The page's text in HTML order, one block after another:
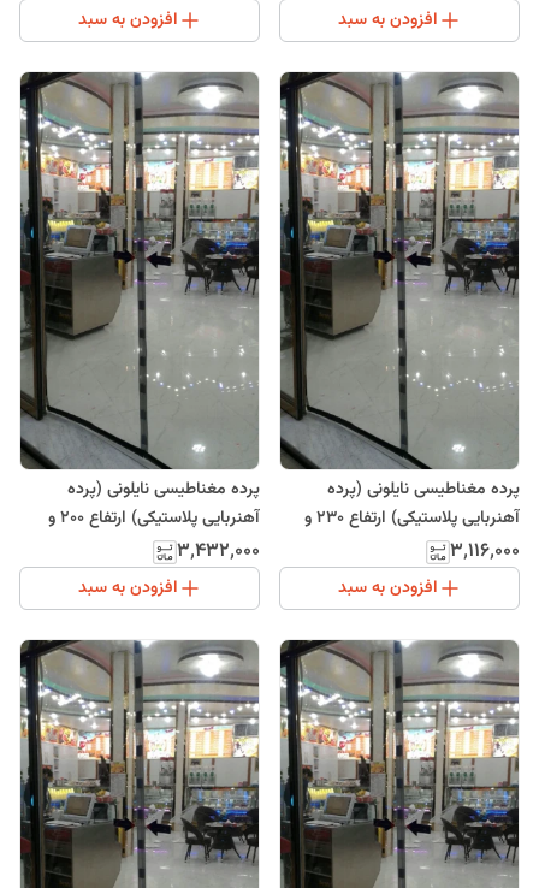
افزودن به سبد افزودن به سبد
پرده مغناطیسی نایلونی (پرده
آهنربایی پلاستیکی) ارتفاع 230 و
عرض 115
۳٬۱۱۶٬۰۰۰
افزودن به سبد
پرده مغناطیسی نایلونی (پرده
آهنربایی پلاستیکی) ارتفاع 200 و
عرض 235
۳٬۴۳۲٬۰۰۰
افزودن به سبد